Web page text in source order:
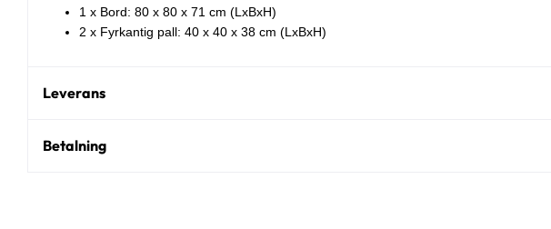
1 x Bord: 80 x 80 x 71 cm (LxBxH)
2 x Fyrkantig pall: 40 x 40 x 38 cm (LxBxH)
Leverans
Betalning